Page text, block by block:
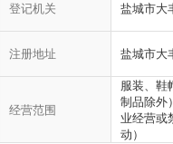
登记机关 盐城市大
注册地址 盐城市大
经营范围
服装、鞋
制品除外
业经营或
动）